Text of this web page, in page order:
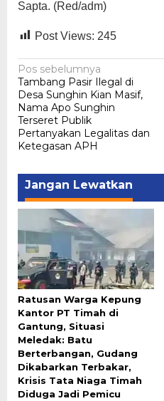
Sapta. (Red/adm)
Post Views: 245
Navigasi
pos
Pos sebelumnya
Tambang Pasir Ilegal di
Desa Sunghin Kian Masif,
Nama Apo Sunghin
Terseret Publik
Pertanyakan Legalitas dan
Ketegasan APH
Jangan Lewatkan
Ratusan Warga Kepung
Kantor PT Timah di
Gantung, Situasi
Meledak: Batu
Berterbangan, Gudang
Dikabarkan Terbakar,
Krisis Tata Niaga Timah
Diduga Jadi Pemicu